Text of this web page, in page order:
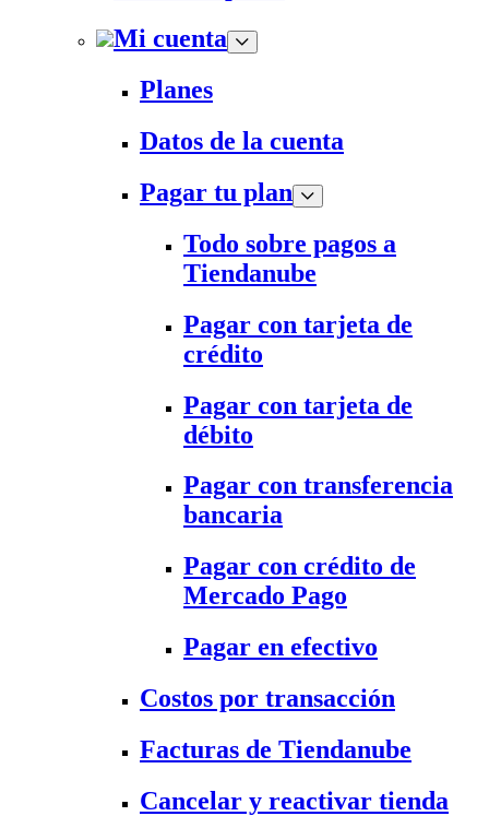
Mi cuenta
Planes
Datos de la cuenta
Pagar tu plan
Todo sobre pagos a
Tiendanube
Pagar con tarjeta de
crédito
Pagar con tarjeta de
débito
Pagar con transferencia
bancaria
Pagar con crédito de
Mercado Pago
Pagar en efectivo
Costos por transacción
Facturas de Tiendanube
Cancelar y reactivar tienda